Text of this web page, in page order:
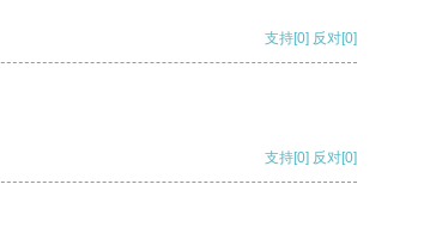
支持[0] 反对[0]
支持[0] 反对[0]